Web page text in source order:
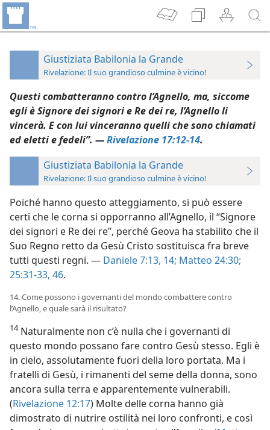
Giustiziata Babilonia la Grande
Rivelazione: Il suo grandioso culmine è vicino!
Questi combatteranno contro l’Agnello, ma, siccome
egli è Signore dei signori e Re dei re, l’Agnello li
vincerà. E con lui vinceranno quelli che sono chiamati
ed eletti e fedeli”. —Rivelazione 17:12-14.
Giustiziata Babilonia la Grande
Rivelazione: Il suo grandioso culmine è vicino!
Poiché hanno questo atteggiamento, si può essere
certi che le corna si opporranno all’Agnello, il “Signore
dei signori e Re dei re”, perché Geova ha stabilito che il
Suo Regno retto da Gesù Cristo sostituisca fra breve
tutti questi regni. — Daniele 7:13, 14; Matteo 24:30;
25:31-33, 46.
14. Come possono i governanti del mondo combattere contro
l’Agnello, e quale sarà il risultato?
14Naturalmente non c’è nulla che i governanti di
questo mondo possano fare contro Gesù stesso. Egli è
in cielo, assolutamente fuori della loro portata. Ma i
fratelli di Gesù, i rimanenti del seme della donna, sono
ancora sulla terra e apparentemente vulnerabili.
(Rivelazione 12:17) Molte delle corna hanno già
dimostrato di nutrire ostilità nei loro confronti, e così